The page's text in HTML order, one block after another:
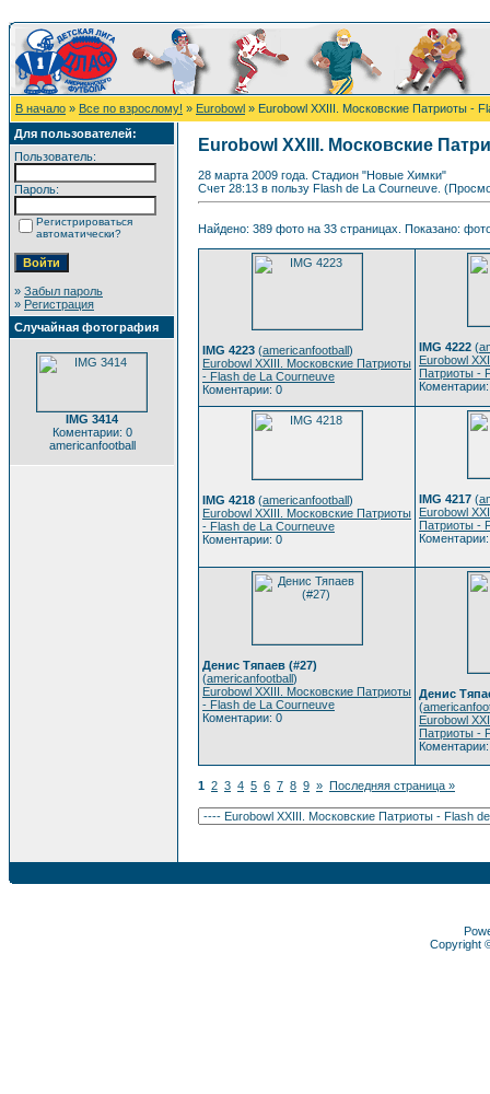
В начало » Все по взрослому! » Eurobowl » Eurobowl XXIII. Московские Патриоты -
Для пользователей:
Пользователь:
Пароль:
Регистрироваться
автоматически?
» Забыл пароль
» Регистрация
Случайная фотография
IMG 3414
Коментарии: 0
americanfootball
Eurobowl XXIII. Московские
28 марта 2009 года. Стадион "Новые Химки"
Счет 28:13 в пользу Flash de La Courneuve.
Найдено: 389 фото на 33 страницах. Показано:
IMG 4223 (americanfootball)
Eurobowl XXIII. Московские Патриоты
- Flash de La Courneuve
Коментарии: 0
IMG 4222 (
Eurobowl
Патриоты -
IMG 4218 (americanfootball)
Eurobowl XXIII. Московские Патриоты
- Flash de La Courneuve
Коментарии: 0
IMG 4217 (
Eurobowl
Патриоты -
Денис Тяпаев (#27)
(americanfootball)
Eurobowl XXIII. Московские Патриоты
- Flash de La Courneuve
Коментарии: 0
Денис
(
Eurobowl
Патриоты -
1 2 3 4 5 6 7 8 9 » Последняя страница »
Copyright